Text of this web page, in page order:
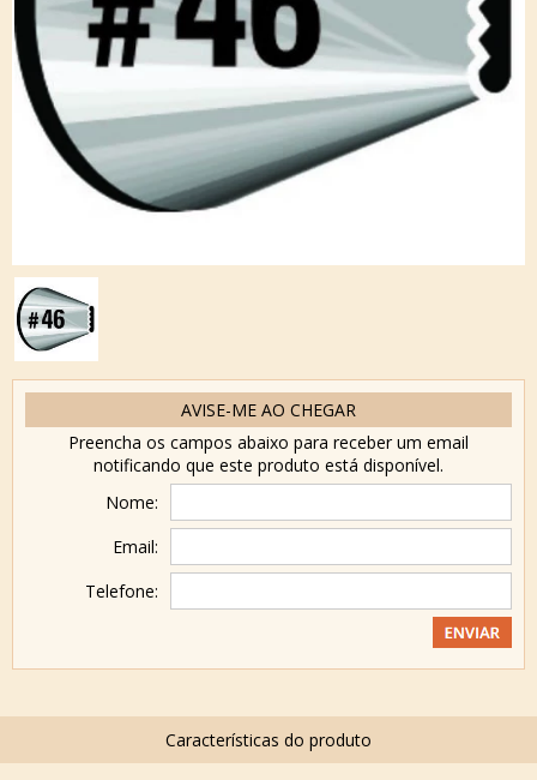
AVISE-ME AO CHEGAR
Preencha os campos abaixo para receber um email
notificando que este produto está disponível.
Nome:
Email:
Telefone: